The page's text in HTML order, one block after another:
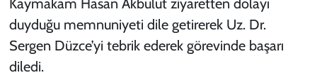
duyduğu memnuniyeti dile getirerek Uz. Dr.
Sergen Düzce’yi tebrik ederek görevinde başarı
diledi.